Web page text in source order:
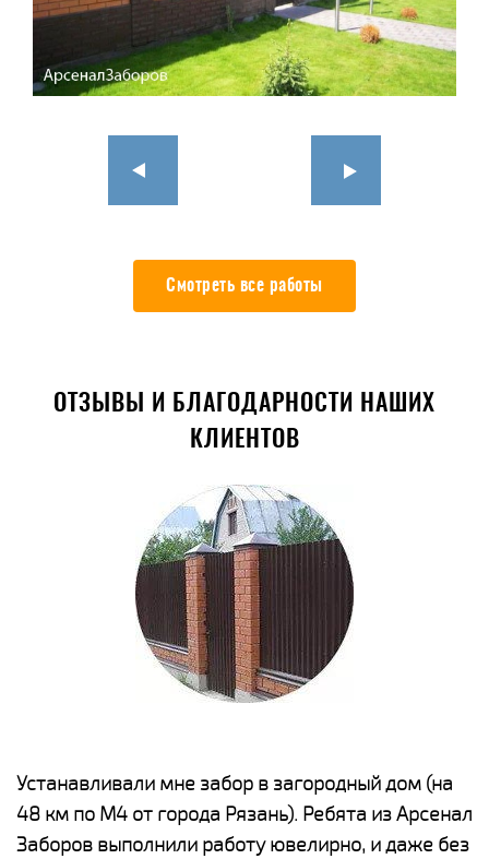
Смотреть все работы
ОТЗЫВЫ И БЛАГОДАРНОСТИ НАШИХ
КЛИЕНТОВ
Устанавливали мне забор в загородный дом (на
48 км по М4 от города Рязань). Ребята из Арсенал
Заборов выполнили работу ювелирно, и даже без